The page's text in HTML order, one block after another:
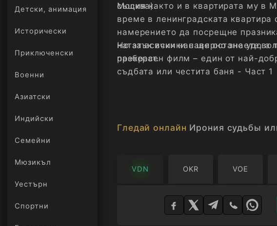
Детски, анимация
Исторически
Приключенски
Военни
Азиатски
Индийски
Семейни
Мюзикъл
Уестърн
Спортни
Москва).
същия както и в квартирата му в
време в ленинградската
намерението да посрещне
нататък всички навярно знаете, а
разберат.
Но за всички нас ще остане
прекрасен филм – един от най-
съдбата или честита баня - Част 1
Гледай онлайн Ирония судьбы
VDN OKR VOE
Изберете